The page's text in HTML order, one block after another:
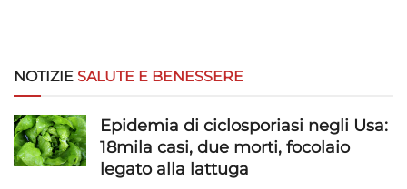
NOTIZIE SALUTE E BENESSERE
Epidemia di ciclosporiasi negli Usa:
18mila casi, due morti, focolaio
legato alla lattuga